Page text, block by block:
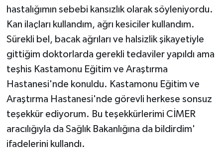
hastalığımın sebebi kansızlık olarak söyleniyordu.
Kan ilaçları kullandım, ağrı kesiciler kullandım.
Sürekli bel, bacak ağrıları ve halsizlik şikayetiyle
gittiğim doktorlarda gerekli tedaviler yapıldı ama
teşhis Kastamonu Eğitim ve Araştırma
Hastanesi'nde konuldu. Kastamonu Eğitim ve
Araştırma Hastanesi'nde görevli herkese sonsuz
teşekkür ediyorum. Bu teşekkürlerimi CİMER
aracılığıyla da Sağlık Bakanlığına da bildirdim'
ifadelerini kullandı.